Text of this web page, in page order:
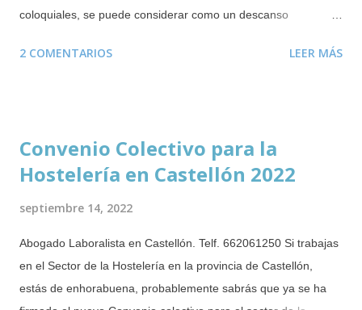
coloquiales, se puede considerar como un descanso
obligatorio de 6 semanas tras el parto, adopción o resolución
con fines de acogimiento. Este derecho puede disfrutarse
incluso mientras se cobra el paro . Durante este periodo no se
disfrutando del citado permiso. En el caso de mujeres
embarazadas, no se las puede despedir ni durante el periodo
de prueba ( novedad incorporada en 2019 ). Salvo que el
despido esté justificado por alguna causa completamente
2 COMENTARIOS LEER MÁS
Convenio Colectivo para la
Hostelería en Castellón 2022
septiembre 14, 2022
Abogado Laboralista en Castellón. Telf. 662061250 Si trabajas
en el Sector de la Hostelería en la provincia de Castellón,
estás de enhorabuena, probablemente sabrás que ya se ha